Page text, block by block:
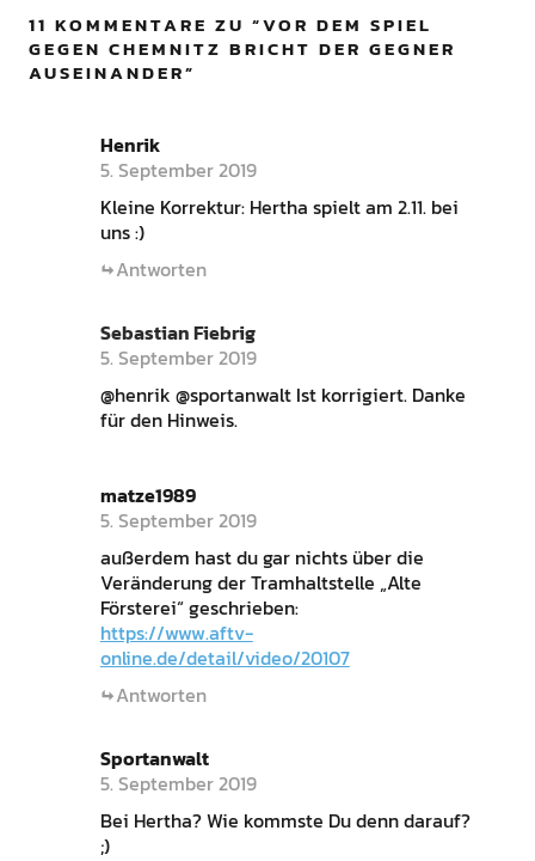
11 KOMMENTARE ZU “VOR DEM SPIEL
GEGEN CHEMNITZ BRICHT DER GEGNER
AUSEINANDER”
Henrik
5. September 2019
Kleine Korrektur: Hertha spielt am 2.11. bei
uns :)
Antworten
Sebastian Fiebrig
5. September 2019
@henrik @sportanwalt Ist korrigiert. Danke
für den Hinweis.
matze1989
5. September 2019
außerdem hast du gar nichts über die
Veränderung der Tramhaltstelle „Alte
Försterei“ geschrieben:
https://www.aftv-
online.de/detail/video/20107
Antworten
Sportanwalt
5. September 2019
Bei Hertha? Wie kommste Du denn darauf?
;)